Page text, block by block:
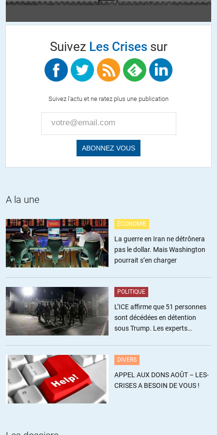
hebdo-caroline-fourest-montre-direct-sky-news-interrompt-interview
ALERTER
reconnait bien là: fais ce que je dis, pas ce que je fais.
Mais je suis très content de la frustration de mademoiselle Fourest
qui bientôt n’aura plus de soutien, nulle part.
Caroline Fourest,
Journaliste à Charlie Hebdo, en 1997, elle fonde la revue Pro-Choix.
Le journaliste Pascal Boniface dans son livre intitulé…
https://anticons.wordpress.com/2011/12/22/les-opportunistes/
Ardéchoix//15.01.2015 à 11h05
Après « Caroline en Ukraine » , voilà « Caroline fait la morale aux
https://www.youtube.com/watch?v=XMbwcBYT0DI
+8 ALERTER
Suivez Les Crisessur
Suivez l'actu et ne ratez plus une publication
A la une
ÉCONOMIE
La guerre en Iran ne détrônera
pas le dollar. Mais Washington
pourrait s’en charger
POLITIQUE
L’ICE affirme que 51 personnes
sont décédées en détention
sous Trump. Les experts
DIVERS
APPEL AUX DONS AOÛT – LES-
CRISES A BESOIN DE VOUS !